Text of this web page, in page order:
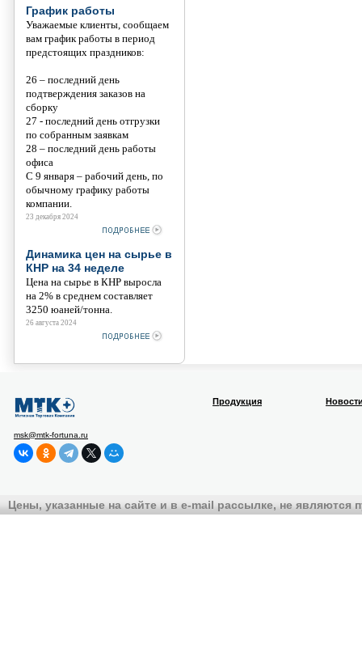
График работы
Уважаемые клиенты, сообщаем
вам график работы в период
предстоящих праздников:
26 – последний день
подтверждения заказов на
сборку
27 - последний день отгрузки
по собранным заявкам
28 – последний день работы
офиса
С 9 января – рабочий день, по
обычному графику работы
компании.
23 декабря 2024
Динамика цен на сырье в
КНР на 34 неделе
Цена на сырье в КНР выросла
на 2% в среднем составляет
3250 юаней/тонна.
26 августа 2024
msk@mtk-fortuna.ru
Продукция
Цены, указанные на сайте и в e-mail рассылке, не являются